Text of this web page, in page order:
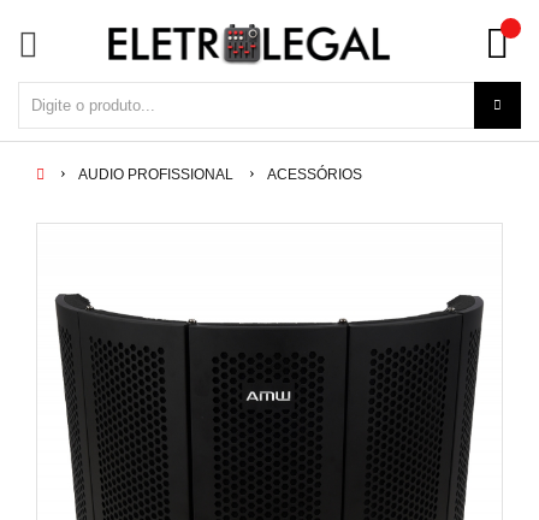
AUDIO PROFISSIONAL ACESSÓRIOS